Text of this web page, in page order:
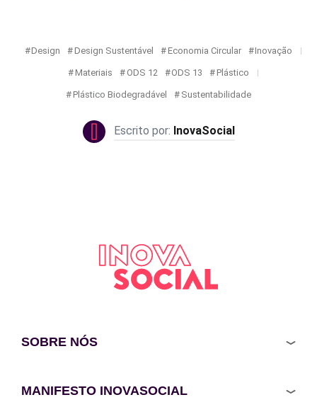
Design Design Sustentável Economia Circular Inovação
Materiais ODS 12 ODS 13 Plástico
Plástico Biodegradável Sustentabilidade
InovaSocial
SOBRE NÓS
MANIFESTO INOVASOCIAL